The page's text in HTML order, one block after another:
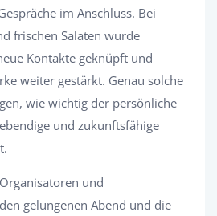
im Anschluss. Bei
frischen Salaten wurde
Kontakte geknüpft und
weiter gestärkt. Genau solche
wie wichtig der persönliche
und zukunftsfähige
und
gelungenen Abend und die